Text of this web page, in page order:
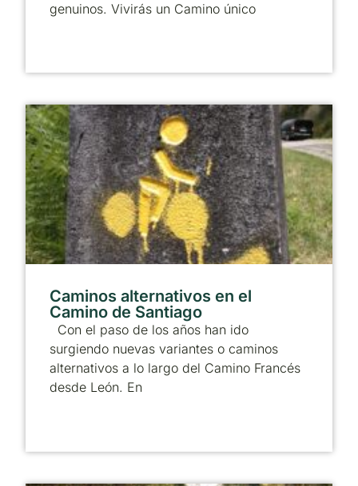
genuinos. Vivirás un Camino único
Caminos alternativos en el
Camino de Santiago
Con el paso de los años han ido
surgiendo nuevas variantes o caminos
alternativos a lo largo del Camino Francés
desde León. En